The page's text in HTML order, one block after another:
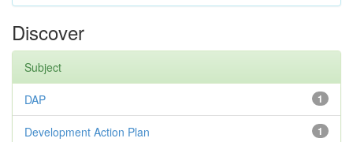
Discover
Subject
1
DAP
1
Development Action Plan